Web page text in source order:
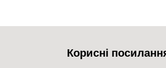
Корисні